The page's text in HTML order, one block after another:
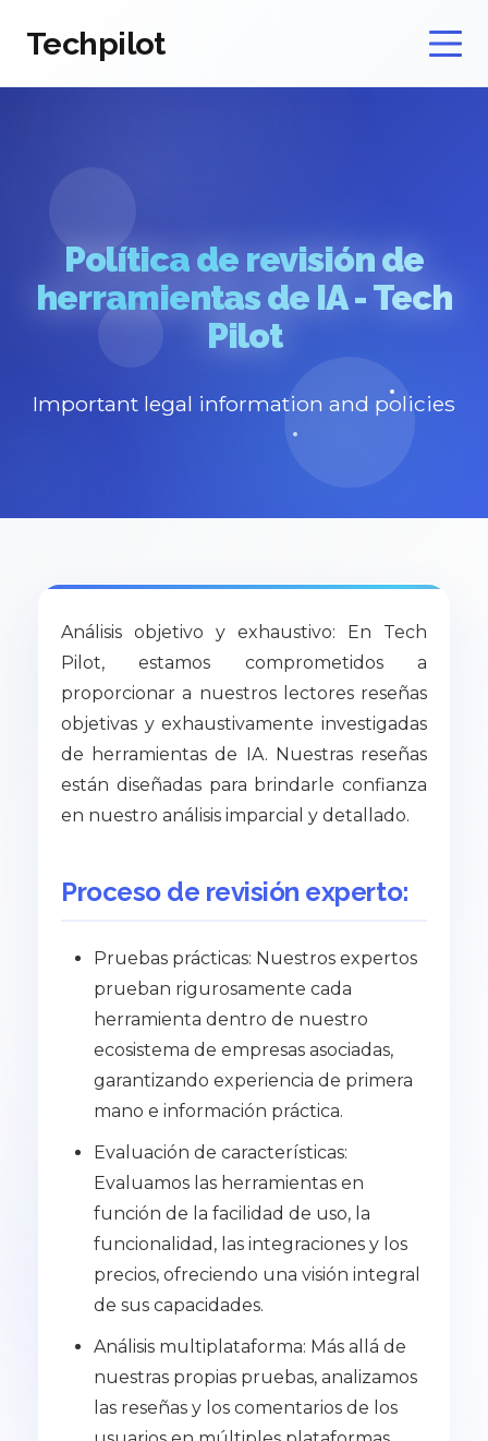
Techpilot
Política de revisión de
herramientas de IA - Tech
Pilot
Important legal information and policies
Análisis objetivo y exhaustivo: En Tech
Pilot, estamos comprometidos a
proporcionar a nuestros lectores reseñas
objetivas y exhaustivamente investigadas
de herramientas de IA. Nuestras reseñas
están diseñadas para brindarle confianza
en nuestro análisis imparcial y detallado.
Proceso de revisión experto:
Pruebas prácticas: Nuestros expertos
prueban rigurosamente cada
herramienta dentro de nuestro
ecosistema de empresas asociadas,
garantizando experiencia de primera
mano e información práctica.
Evaluación de características:
Evaluamos las herramientas en
función de la facilidad de uso, la
funcionalidad, las integraciones y los
precios, ofreciendo una visión integral
de sus capacidades.
Análisis multiplataforma: Más allá de
nuestras propias pruebas, analizamos
las reseñas y los comentarios de los